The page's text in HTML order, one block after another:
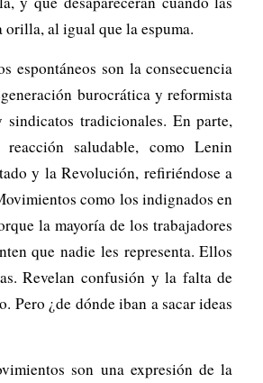
orilla, al igual que la espuma.
espontáneos son la consecuencia
burocrática y reformista
tradicionales. En parte,
reacción saludable, como Lenin
y la Revolución, refiriéndose a
como los indignados en
la mayoría de los trabajadores
que nadie les representa. Ellos
Revelan confusión y la falta de
Pero ¿de dónde iban a sacar ideas
son una expresión de la